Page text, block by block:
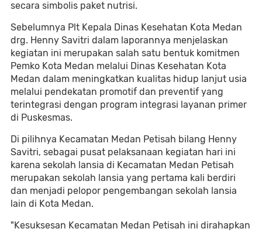
secara simbolis paket nutrisi.
Sebelumnya Plt Kepala Dinas Kesehatan Kota Medan
drg. Henny Savitri dalam laporannya menjelaskan
kegiatan ini merupakan salah satu bentuk komitmen
Pemko Kota Medan melalui Dinas Kesehatan Kota
Medan dalam meningkatkan kualitas hidup lanjut usia
melalui pendekatan promotif dan preventif yang
terintegrasi dengan program integrasi layanan primer
di Puskesmas.
Di pilihnya Kecamatan Medan Petisah bilang Henny
Savitri, sebagai pusat pelaksanaan kegiatan hari ini
karena sekolah lansia di Kecamatan Medan Petisah
merupakan sekolah lansia yang pertama kali berdiri
dan menjadi pelopor pengembangan sekolah lansia
lain di Kota Medan.
"Kesuksesan Kecamatan Medan Petisah ini dirahapkan